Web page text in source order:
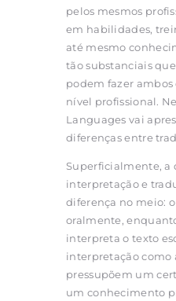
pelos mesmos
em habilidades,
até mesmo
tão substanciais
podem fazer ambos
nível profissional.
Languages vai
diferenças entre
Superficialmente, a
interpretação e
diferença no meio: o
oralmente,
interpreta o texto
interpretação como
pressupõem um
um conhecimento